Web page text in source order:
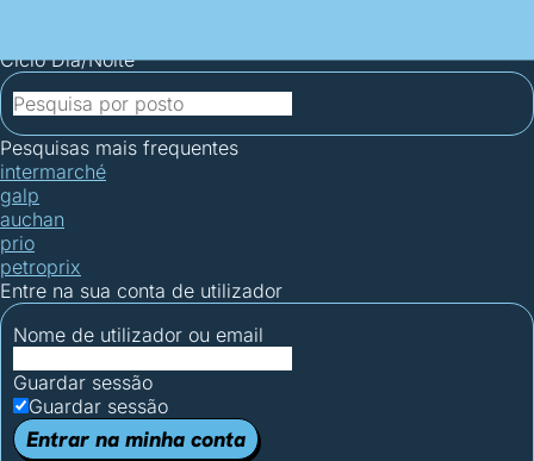
Ciclo Dia/Noite
Pesquisas mais frequentes
intermarché
galp
auchan
prio
petroprix
Entre na sua conta de utilizador
Nome de utilizador ou email
Guardar sessão
Guardar sessão
Entrar na minha conta